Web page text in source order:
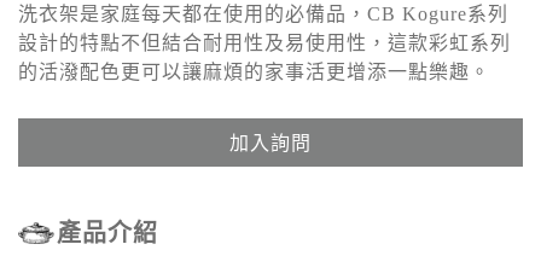
洗衣架是家庭每天都在使用的必備品，CB Kogure系列
設計的特點不但結合耐用性及易使用性，這款彩虹系列
的活潑配色更可以讓麻煩的家事活更增添一點樂趣。
加入詢問
產品介紹